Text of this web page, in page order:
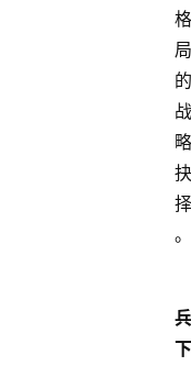
格
局
的
战
略
抉
择
。
兵
下